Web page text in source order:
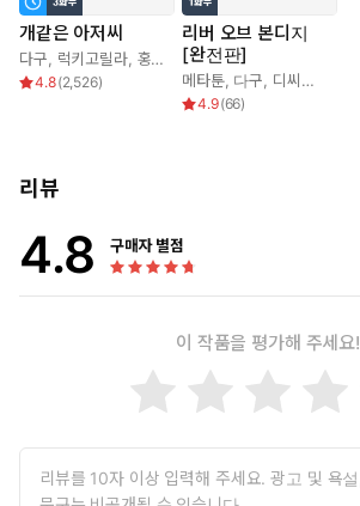
개같은 아저씨
다구 럭키고릴라, 홍이래
4.8(2,526)
리버 오브 본디지
[완전판]
메타툰, 다구 디씨엠퍼블리싱
4.9(66)
리뷰
4.8 구매자 별점
이 작품을 평가해 주세요!